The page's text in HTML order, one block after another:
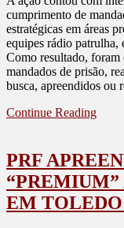
cumprimento de
estratégicas em áreas
equipes rádio patrulha,
Como resultado, foram
mandados de prisão,
busca, apreendidos
Continue Reading
PRF
“PREMIUM”
EM TOLEDO